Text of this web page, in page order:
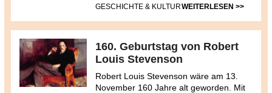
GESCHICHTE & KULTURWEITERLESEN >>
160. Geburtstag von Robert
Louis Stevenson
Robert Louis Stevenson wäre am 13.
November 160 Jahre alt geworden. Mit